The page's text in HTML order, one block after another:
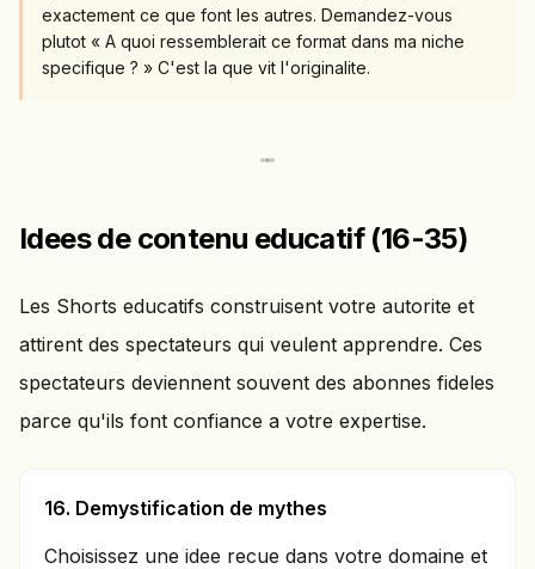
exactement ce que font les autres. Demandez-vous
plutot « A quoi ressemblerait ce format dans ma niche
specifique ? » C'est la que vit l'originalite.
Idees de contenu educatif (16-35)
Les Shorts educatifs construisent votre autorite et
attirent des spectateurs qui veulent apprendre. Ces
spectateurs deviennent souvent des abonnes fideles
parce qu'ils font confiance a votre expertise.
16. Demystification de mythes
Choisissez une idee recue dans votre domaine et